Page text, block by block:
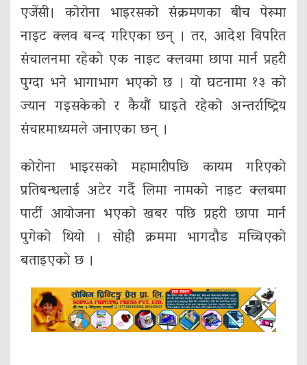
एजेंसी। कोरोना भाइरसको संक्रमणका बीच पेरूमा
नाइट क्लव बन्द गरिएका छन् । तर, आदेश विपरित
संचालनमा रहेको एक नाइट क्लवमा छापा मार्न प्रहरी
पुग्दा भने भागाभाग भएको छ । यो घटनामा १३ को
ज्यान गइसकेको र कैयौं घाइते रहेको अन्तर्राष्ट्रिय
संचारमाध्यमले जनाएका छन् ।
कोरोना भाइरसको महामारीपछि कायम गरिएको
प्रतिबन्धलाई अटेर गर्दै लिमा नामको नाइट क्लबमा
पार्टी आयोजना भएको खबर पछि प्रहरी छापा मार्न
पुगेको थियो । सोही क्रममा भागदौड मच्चिएको
बताइएको छ ।